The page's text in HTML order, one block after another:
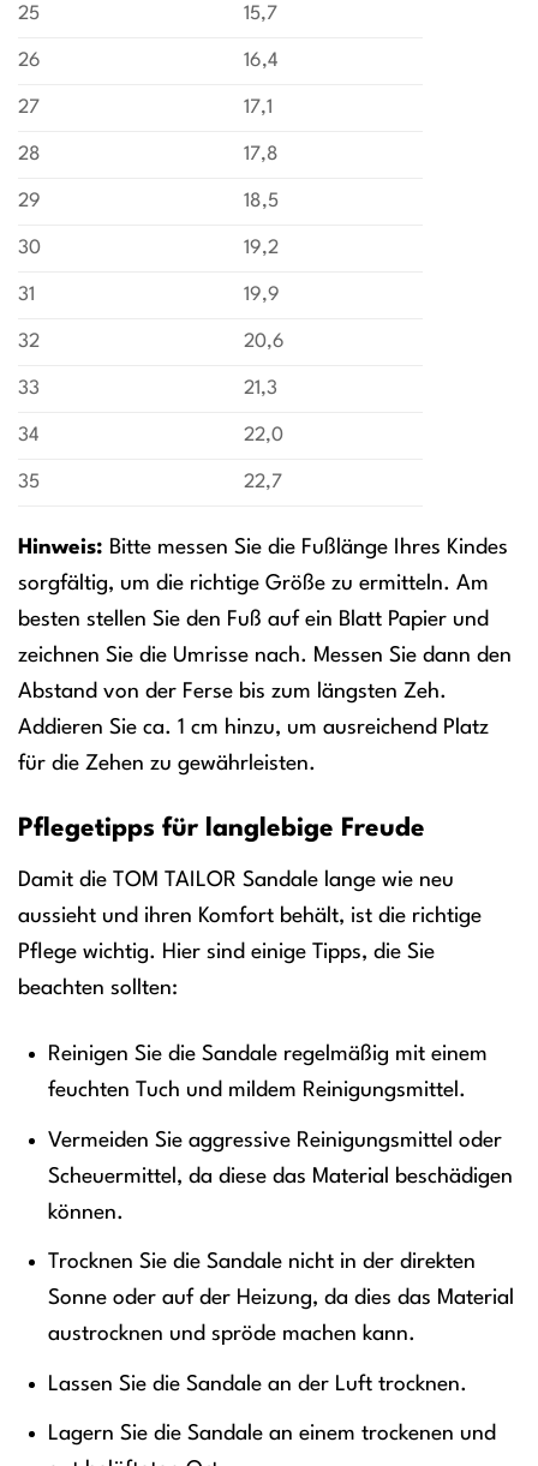
25 15,7
26 16,4
27 17,1
28 17,8
29 18,5
30 19,2
31 19,9
32 20,6
33 21,3
34 22,0
35 22,7
Hinweis: Bitte messen Sie die Fußlänge Ihres Kindes
sorgfältig, um die richtige Größe zu ermitteln. Am
besten stellen Sie den Fuß auf ein Blatt Papier und
zeichnen Sie die Umrisse nach. Messen Sie dann den
Abstand von der Ferse bis zum längsten Zeh.
Addieren Sie ca. 1 cm hinzu, um ausreichend Platz
für die Zehen zu gewährleisten.
Pflegetipps für langlebige Freude
Damit die TOM TAILOR Sandale lange wie neu
aussieht und ihren Komfort behält, ist die richtige
Pflege wichtig. Hier sind einige Tipps, die Sie
beachten sollten:
Reinigen Sie die Sandale regelmäßig mit einem
feuchten Tuch und mildem Reinigungsmittel.
Vermeiden Sie aggressive Reinigungsmittel oder
Scheuermittel, da diese das Material beschädigen
können.
Trocknen Sie die Sandale nicht in der direkten
Sonne oder auf der Heizung, da dies das Material
austrocknen und spröde machen kann.
Lassen Sie die Sandale an der Luft trocknen.
Lagern Sie die Sandale an einem trockenen und